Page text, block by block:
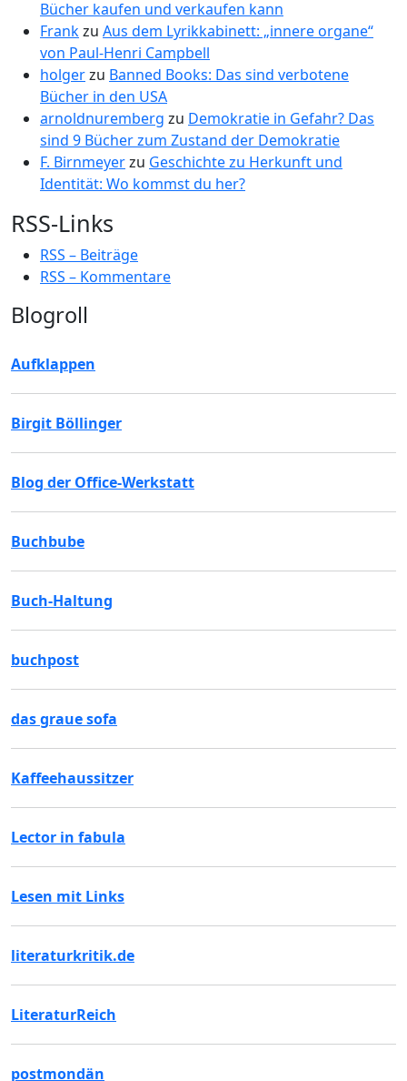
Bücher kaufen und verkaufen kann
Frankzu Aus dem Lyrikkabinett: „innere organe“
von Paul-Henri Campbell
holgerzu Banned Books: Das sind verbotene
Bücher in den USA
arnoldnuremberg zu Demokratie in Gefahr? Das
sind 9 Bücher zum Zustand der Demokratie
F. Birnmeyerzu Geschichte zu Herkunft und
Identität: Wo kommst du her?
RSS-Links
RSS – Beiträge
RSS – Kommentare
Blogroll
Aufklappen
Birgit Böllinger
Blog der Office-Werkstatt
Buchbube
Buch-Haltung
buchpost
das graue sofa
Kaffeehaussitzer
Lector in fabula
Lesen mit Links
literaturkritik.de
LiteraturReich
postmondän